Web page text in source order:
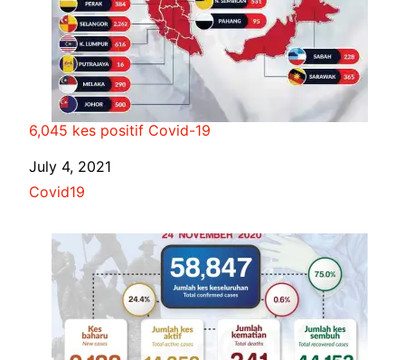
6,045 kes positif Covid-19
Date
July 4, 2021
In relation to
Covid19